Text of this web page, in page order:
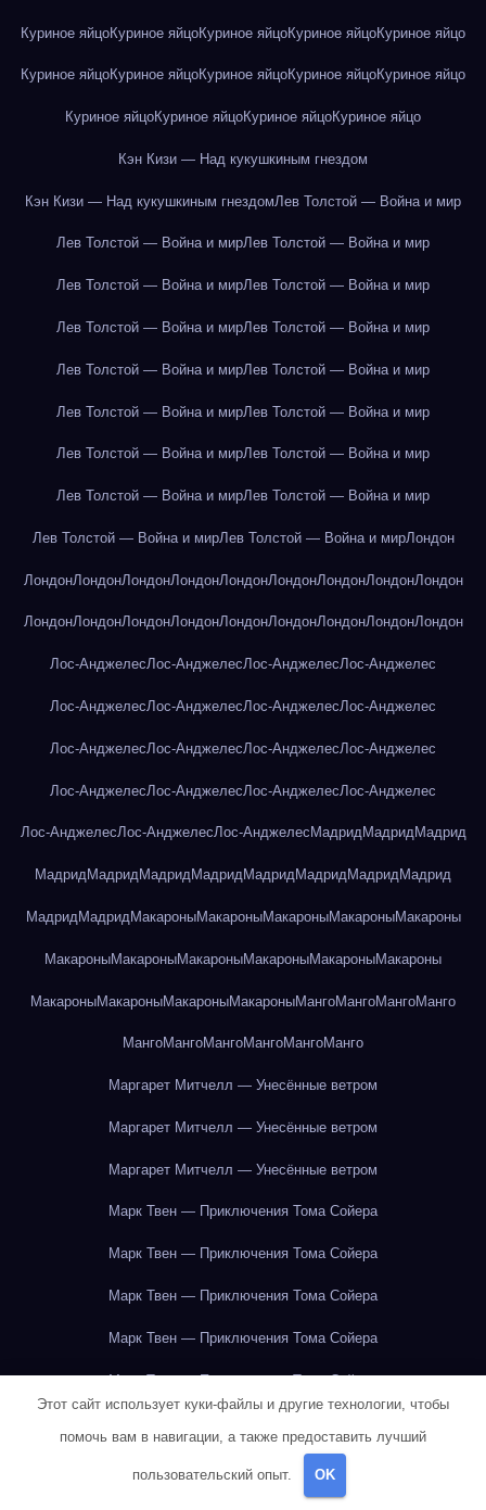
Куриное яйцоКуриное яйцоКуриное яйцоКуриное яйцоКуриное яйцо
Куриное яйцоКуриное яйцоКуриное яйцоКуриное яйцоКуриное яйцо
Куриное яйцоКуриное яйцоКуриное яйцоКуриное яйцо
Кэн Кизи — Над кукушкиным гнездом
Кэн Кизи — Над кукушкиным гнездомЛев Толстой — Война и мир
Лев Толстой — Война и мирЛев Толстой — Война и мир
Лев Толстой — Война и мирЛев Толстой — Война и мир
Лев Толстой — Война и мирЛев Толстой — Война и мир
Лев Толстой — Война и мирЛев Толстой — Война и мир
Лев Толстой — Война и мирЛев Толстой — Война и мир
Лев Толстой — Война и мирЛев Толстой — Война и мир
Лев Толстой — Война и мирЛев Толстой — Война и мир
Лев Толстой — Война и мирЛев Толстой — Война и мирЛондон
ЛондонЛондонЛондонЛондонЛондонЛондонЛондонЛондонЛондон
ЛондонЛондонЛондонЛондонЛондонЛондонЛондонЛондонЛондон
Лос-АнджелесЛос-АнджелесЛос-АнджелесЛос-Анджелес
Лос-АнджелесЛос-АнджелесЛос-АнджелесЛос-Анджелес
Лос-АнджелесЛос-АнджелесЛос-АнджелесЛос-Анджелес
Лос-АнджелесЛос-АнджелесЛос-АнджелесЛос-Анджелес
Лос-АнджелесЛос-АнджелесЛос-Анджелес МадридМадридМадрид
МадридМадридМадридМадридМадридМадридМадридМадрид
Мадрид Мадрид МакароныМакароныМакароныМакароныМакароны
МакароныМакароныМакароныМакароныМакароныМакароны
МакароныМакароныМакароныМакароныМангоМангоМангоМанго
МангоМангоМангоМангоМангоМанго
Маргарет Митчелл — Унесённые ветром
Маргарет Митчелл — Унесённые ветром
Маргарет Митчелл — Унесённые ветром
Марк Твен — Приключения Тома Сойера
Марк Твен — Приключения Тома Сойера
Марк Твен — Приключения Тома Сойера
Марк Твен — Приключения Тома Сойера
Марк Твен — Приключения Тома Сойера
Этот сайт использует куки-файлы и другие технологии, чтобы
помочь вам в навигации, а также предоставить лучший
пользовательский опыт. OK